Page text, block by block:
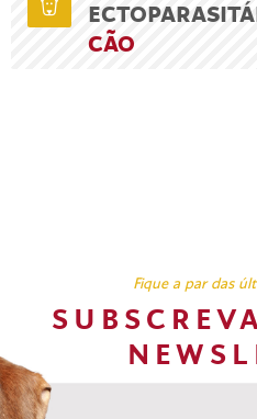
CÃO
Fique a par das